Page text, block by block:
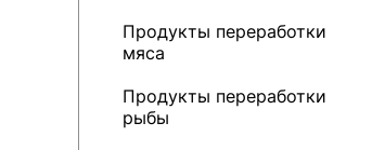
Продукты переработки
мяса
Продукты переработки
рыбы